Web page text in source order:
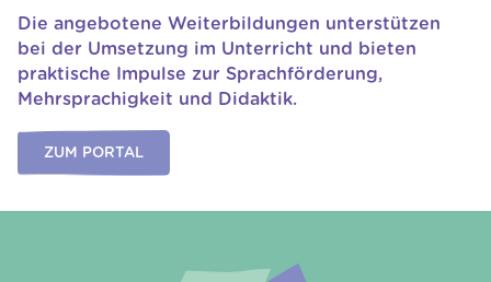
Die angebotene Weiterbildungen unterstützen
bei der Umsetzung im Unterricht und bieten
praktische Impulse zur Sprachförderung,
Mehrsprachigkeit und Didaktik.
ZUM PORTAL